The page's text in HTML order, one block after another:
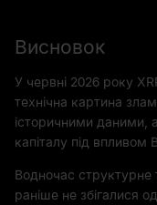
Висновок
У червні 2026 року
технічна картина
історичними даними,
капіталу під впливом
Водночас структурне
раніше не збігалися